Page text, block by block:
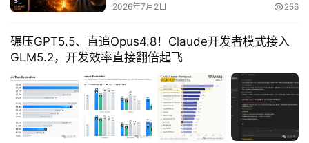
u
e
R
P
专
区
2026年7月2日 256
碾压GPT5.5、直追Opus4.8！Claude开发者模式接入
GLM5.2，开发效率直接翻倍起飞